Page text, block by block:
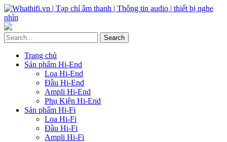
Trang chủ
Sản phẩm Hi-End
Loa Hi-End
Đầu Hi-End
Ampli Hi-End
Phụ Kiện Hi-End
Sản phẩm Hi-Fi
Loa Hi-Fi
Đầu Hi-Fi
Ampli Hi-Fi